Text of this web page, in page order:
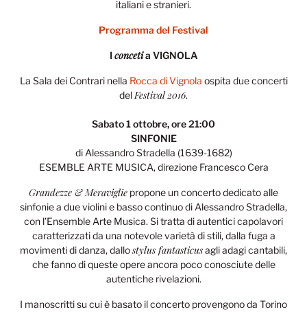
italiani e stranieri.
Programma del Festival
Iconcetia VIGNOLA
La Sala dei Contrari nella Rocca di Vignola ospita due concerti
delFestival 2016.
Sabato 1 ottobre, ore 21:00
SINFONIE
di Alessandro Stradella (1639-1682)
ESEMBLE ARTE MUSICA, direzione Francesco Cera
Grandezze & Meraviglie propone un concerto dedicato alle
sinfonie a due violini e basso continuo di Alessandro Stradella,
con l’Ensemble Arte Musica. Si tratta di autentici capolavori
caratterizzati da una notevole varietà di stili, dalla fuga a
movimenti di danza, dallostylus fantasticusagli adagi cantabili,
che fanno di queste opere ancora poco conosciute delle
autentiche rivelazioni.
I manoscritti su cui è basato il concerto provengono da Torino